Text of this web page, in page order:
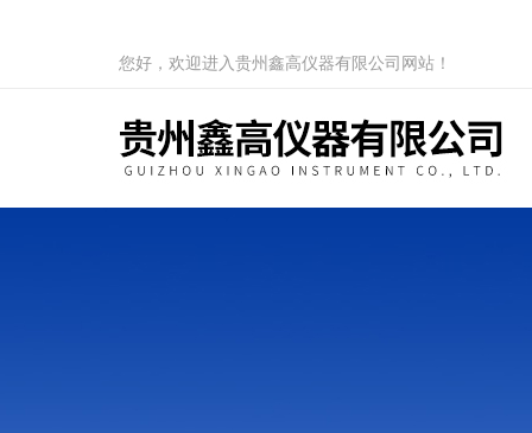
您好，欢迎进入贵州鑫高仪器有限公司网站！